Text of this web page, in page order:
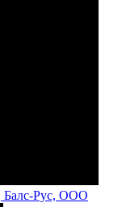
Балс-Рус, ООО